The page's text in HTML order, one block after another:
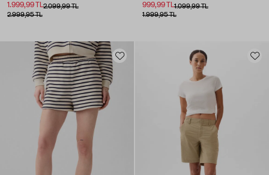
2.099,99 TL
1.999,99 TL
2.999,95 TL
1.099,99 TL
999,99 TL
1.999,95 TL